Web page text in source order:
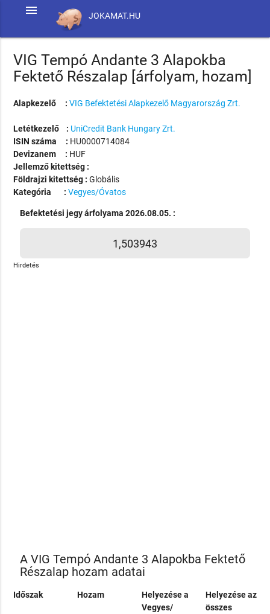
JOKAMAT.HU
menu
VIG Tempó Andante 3 Alapokba
Fektető Részalap [árfolyam, hozam]
Alapkezelő : VIG Befektetési Alapkezelő Magyarország Zrt.
Letétkezelő : UniCredit Bank Hungary Zrt.
ISIN száma : HU0000714084
Devizanem : HUF
Jellemző kitettség :
Földrajzi kitettség :Globális
Kategória : Vegyes/Óvatos
Befektetési jegy árfolyama 2026.08.05. :
1,503943
Hirdetés
A VIG Tempó Andante 3 Alapokba Fektető
Részalap hozam adatai
Időszak Hozam
Helyezése a
Vegyes/
Helyezése az
összes